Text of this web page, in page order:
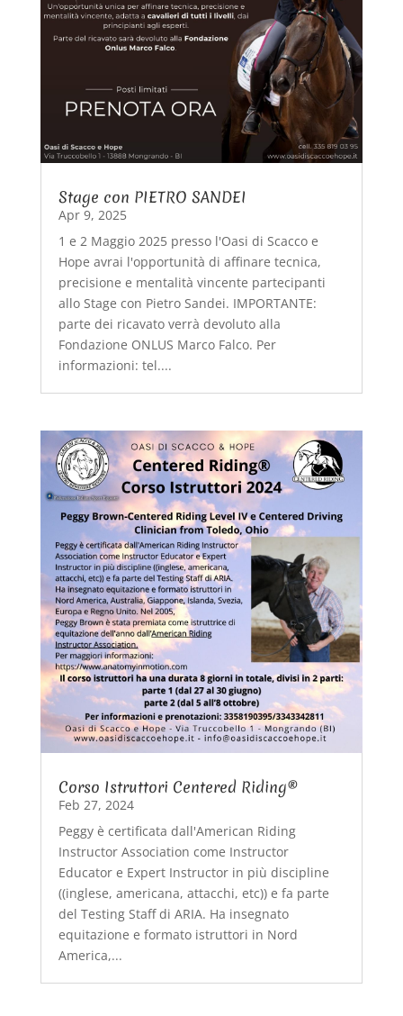
Stage con PIETRO SANDEI
Apr 9, 2025
1 e 2 Maggio 2025 presso l'Oasi di Scacco e
Hope avrai l'opportunità di affinare tecnica,
precisione e mentalità vincente partecipanti
allo Stage con Pietro Sandei. IMPORTANTE:
parte dei ricavato verrà devoluto alla
Fondazione ONLUS Marco Falco. Per
informazioni: tel....
Corso Istruttori Centered Riding®
Feb 27, 2024
Peggy è certificata dall'American Riding
Instructor Association come Instructor
Educator e Expert Instructor in più discipline
((inglese, americana, attacchi, etc)) e fa parte
del Testing Staff di ARIA. Ha insegnato
equitazione e formato istruttori in Nord
America,...